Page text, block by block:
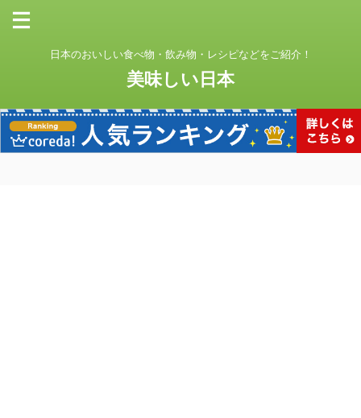
日本のおいしい食べ物・飲み物・レシピなどをご紹介！
美味しい日本